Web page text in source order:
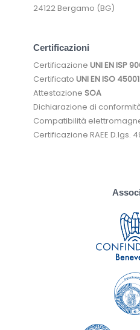
24122 Bergamo (BG)
Certificazioni
Certificazione UNI EN ISP
Certificato UNI EN ISO
Attestazione SOA
Dichiarazione di
Compatibilità
Certificazione RAEE D.lgs.